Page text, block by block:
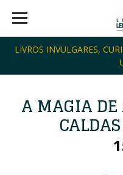
LIVROS INVULGARES,
A MAGIA DE